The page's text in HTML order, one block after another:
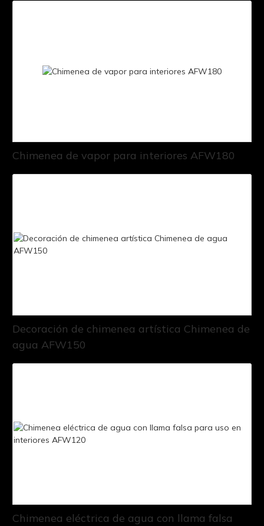
Chimenea de vapor para interiores AFW180
Decoración de chimenea artística Chimenea de
agua AFW150
Chimenea eléctrica de agua con llama falsa